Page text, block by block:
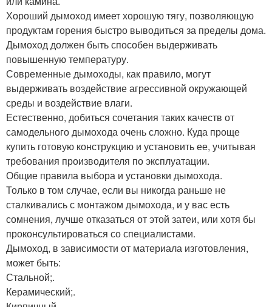
Хороший дымоход имеет хорошую тягу, позволяющую
продуктам горения быстро выводиться за пределы дома.
Дымоход должен быть способен выдерживать
повышенную температуру.
Современные дымоходы, как правило, могут
выдерживать воздействие агрессивной окружающей
среды и воздействие влаги.
Естественно, добиться сочетания таких качеств от
самодельного дымохода очень сложно. Куда проще
купить готовую конструкцию и установить ее, учитывая
требования производителя по эксплуатации.
Общие правила выбора и установки дымохода.
Только в том случае, если вы никогда раньше не
сталкивались с монтажом дымохода, и у вас есть
сомнения, лучше отказаться от этой затеи, или хотя бы
проконсультироваться со специалистами.
Дымоход, в зависимости от материала изготовления,
может быть:
Стальной;.
Керамический;.